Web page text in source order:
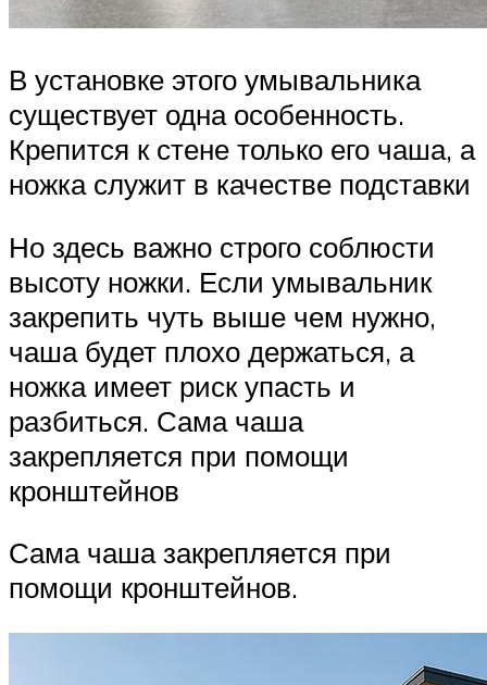
В установке этого умывальника
существует одна особенность.
Крепится к стене только его чаша, а
ножка служит в качестве подставки
Но здесь важно строго соблюсти
высоту ножки. Если умывальник
закрепить чуть выше чем нужно,
чаша будет плохо держаться, а
ножка имеет риск упасть и
разбиться. Сама чаша
закрепляется при помощи
кронштейнов
Сама чаша закрепляется при
помощи кронштейнов.